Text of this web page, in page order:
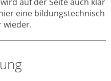
auf der Seite auch klar
eine bildungstechnisch
wieder.